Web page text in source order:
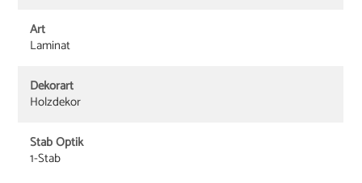
Art
Laminat
Dekorart
Holzdekor
Stab Optik
1-Stab